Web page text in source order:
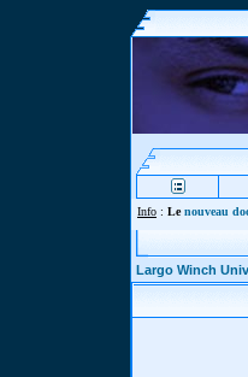
Info : Lenouveau
Largo Winch